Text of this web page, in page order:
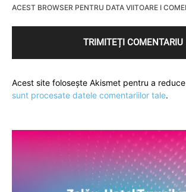
ACEST BROWSER PENTRU DATA VIITOARE I
Acest site folosește Akismet pentru a
sunt procesate datele comentariilor tale.